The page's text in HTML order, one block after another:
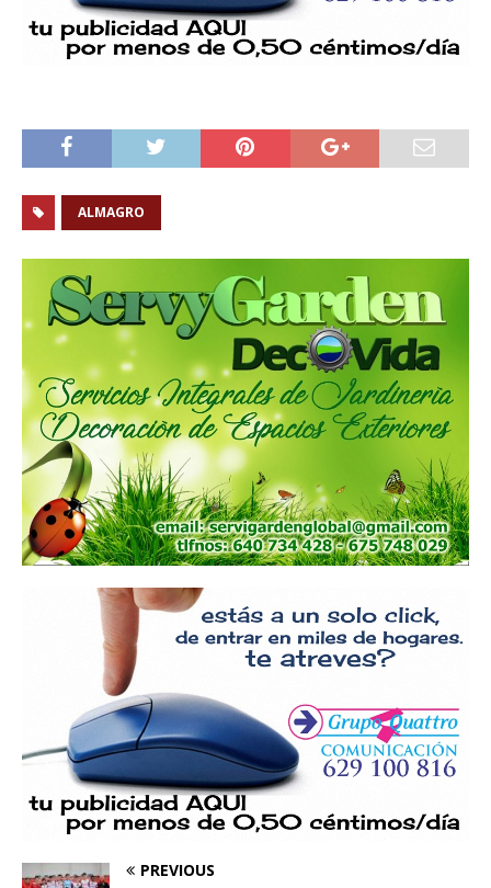
ALMAGRO
PREVIOUS